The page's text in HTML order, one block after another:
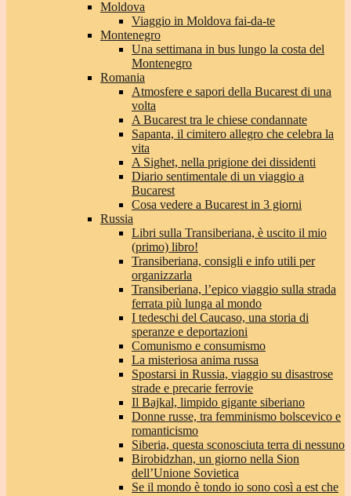
Moldova
Viaggio in Moldova fai-da-te
Montenegro
Una settimana in bus lungo la costa del
Montenegro
Romania
Atmosfere e sapori della Bucarest di una
volta
A Bucarest tra le chiese condannate
Sapanta, il cimitero allegro che celebra la
vita
A Sighet, nella prigione dei dissidenti
Diario sentimentale di un viaggio a
Bucarest
Cosa vedere a Bucarest in 3 giorni
Russia
Libri sulla Transiberiana, è uscito il mio
(primo) libro!
Transiberiana, consigli e info utili per
organizzarla
Transiberiana, l’epico viaggio sulla strada
ferrata più lunga al mondo
I tedeschi del Caucaso, una storia di
speranze e deportazioni
Comunismo e consumismo
La misteriosa anima russa
Spostarsi in Russia, viaggio su disastrose
strade e precarie ferrovie
Il Bajkal, limpido gigante siberiano
Donne russe, tra femminismo bolscevico e
romanticismo
Siberia, questa sconosciuta terra di nessuno
Birobidzhan, un giorno nella Sion
dell’Unione Sovietica
Se il mondo è tondo io sono così a est che